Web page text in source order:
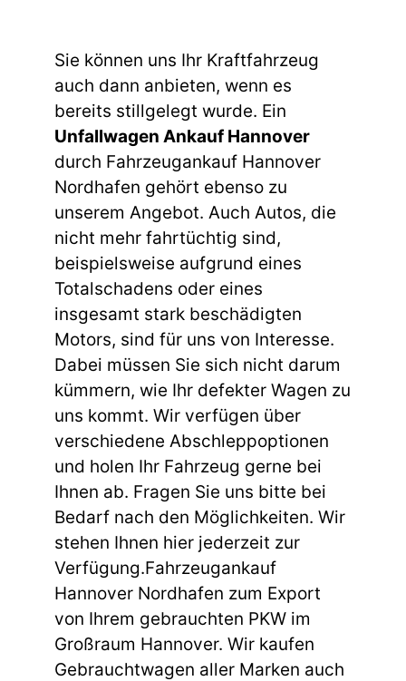
Sie können uns Ihr Kraftfahrzeug
auch dann anbieten, wenn es
bereits stillgelegt wurde. Ein
Unfallwagen Ankauf Hannover
durch Fahrzeugankauf Hannover
Nordhafen gehört ebenso zu
unserem Angebot. Auch Autos, die
nicht mehr fahrtüchtig sind,
beispielsweise aufgrund eines
Totalschadens oder eines
insgesamt stark beschädigten
Motors, sind für uns von Interesse.
Dabei müssen Sie sich nicht darum
kümmern, wie Ihr defekter Wagen zu
uns kommt. Wir verfügen über
verschiedene Abschleppoptionen
und holen Ihr Fahrzeug gerne bei
Ihnen ab. Fragen Sie uns bitte bei
Bedarf nach den Möglichkeiten. Wir
stehen Ihnen hier jederzeit zur
Verfügung.Fahrzeugankauf
Hannover Nordhafen zum Export
von Ihrem gebrauchten PKW im
Großraum Hannover. Wir kaufen
Gebrauchtwagen aller Marken auch